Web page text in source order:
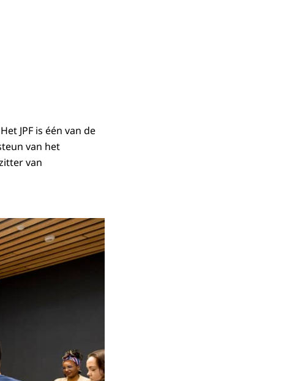
JPF is één van de
van het
van
Haag